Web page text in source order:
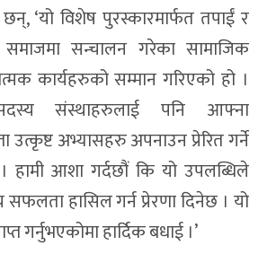
‘यो विशेष पुरस्कारमार्फत तपाईं र
सन्चालन गरेका सामाजिक
कार्यहरुको सम्मान गरिएको हो ।
संस्थाहरुलाई पनि आफ्ना
उत्कृष्ट अभ्यासहरु अपनाउन प्रेरित गर्ने
हामी आशा गर्दछौं कि यो उपलब्धिले
हासिल गर्न प्रेरणा दिनेछ । यो
गर्नुभएकोमा हार्दिक बधाई ।’